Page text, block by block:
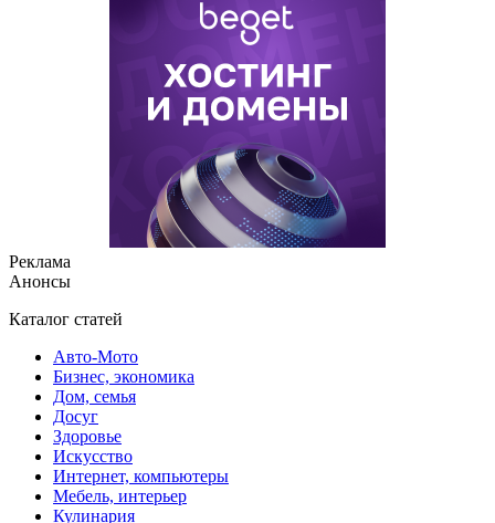
Реклама
Анонсы
Каталог статей
Авто-Мото
Бизнес, экономика
Дом, семья
Досуг
Здоровье
Искусство
Интернет, компьютеры
Мебель, интерьер
Кулинария